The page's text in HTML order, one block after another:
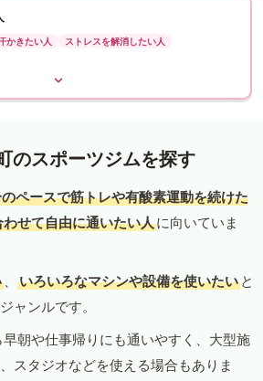
かきたい人 ストレスを解消したい人
のスポーツジムを探す
ペースで筋トレや有酸素運動を続けた
せて自由に通いたい人に向いていま
、 いろいろなマシンや設備を使いたい と
ャンルです。
朝や仕事帰りにも通いやすく、大型施
スタジオなどを使える場合もありま